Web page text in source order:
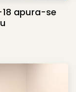
apura-se